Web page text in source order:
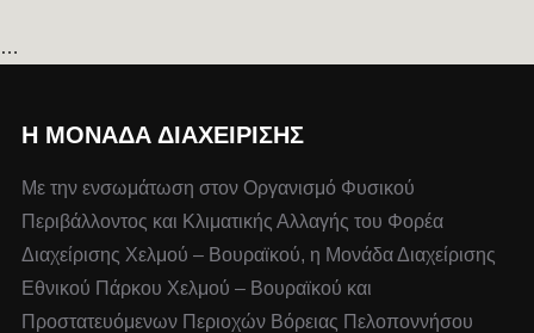
…
Η ΜΟΝΆΔΑ ΔΙΑΧΕΊΡΙΣΗΣ
Με την ενσωμάτωση στον Οργανισμό Φυσικού
Περιβάλλοντος και Κλιματικής Αλλαγής του Φορέα
Διαχείρισης Χελμού – Βουραϊκού, η Μονάδα Διαχείρισης
Εθνικού Πάρκου Χελμού – Βουραϊκού και
Προστατευόμενων Περιοχών Βόρειας Πελοποννήσου